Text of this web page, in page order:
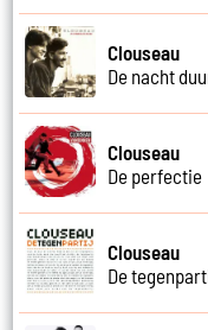
Clouseau
De nacht
Clouseau
De perfectie
Clouseau
De